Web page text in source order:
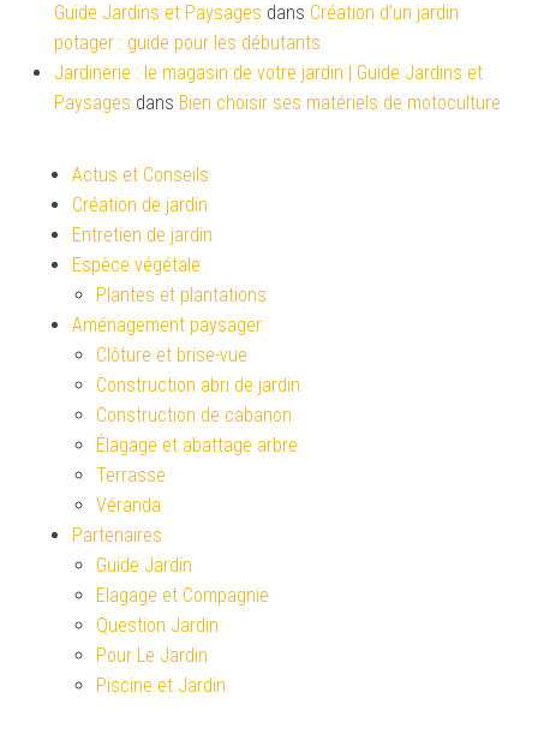
Guide Jardins et Paysages dans Création d’un jardin
potager : guide pour les débutants
Jardinerie : le magasin de votre jardin | Guide Jardins et
Paysages dans Bien choisir ses matériels de motoculture
Actus et Conseils
Création de jardin
Entretien de jardin
Espèce végétale
Plantes et plantations
Aménagement paysager
Clôture et brise-vue
Construction abri de jardin
Construction de cabanon
Élagage et abattage arbre
Terrasse
Véranda
Partenaires
Guide Jardin
Elagage et Compagnie
Question Jardin
Pour Le Jardin
Piscine et Jardin